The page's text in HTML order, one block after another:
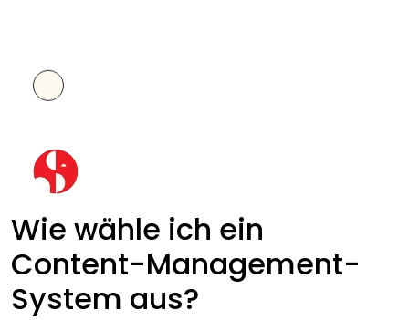
Wie wähle ich ein
Content-Management-
System aus?